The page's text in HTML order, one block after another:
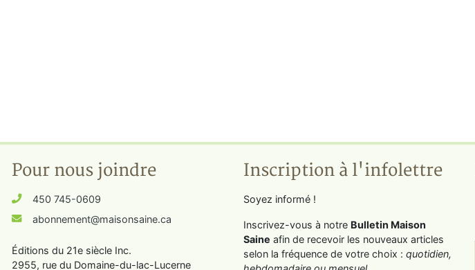
Pour nous joindre
450 745-0609
abonnement@maisonsaine.ca
Éditions du 21e siècle Inc.
2955, rue du Domaine-du-lac-Lucerne
Inscription à l'infolettre
Soyez informé !
Inscrivez-vous à notre Bulletin Maison
Saine afin de recevoir les nouveaux articles
selon la fréquence de votre choix : quotidien,